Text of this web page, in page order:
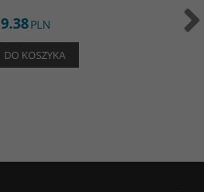
9.38PLN
DO KOSZYKA